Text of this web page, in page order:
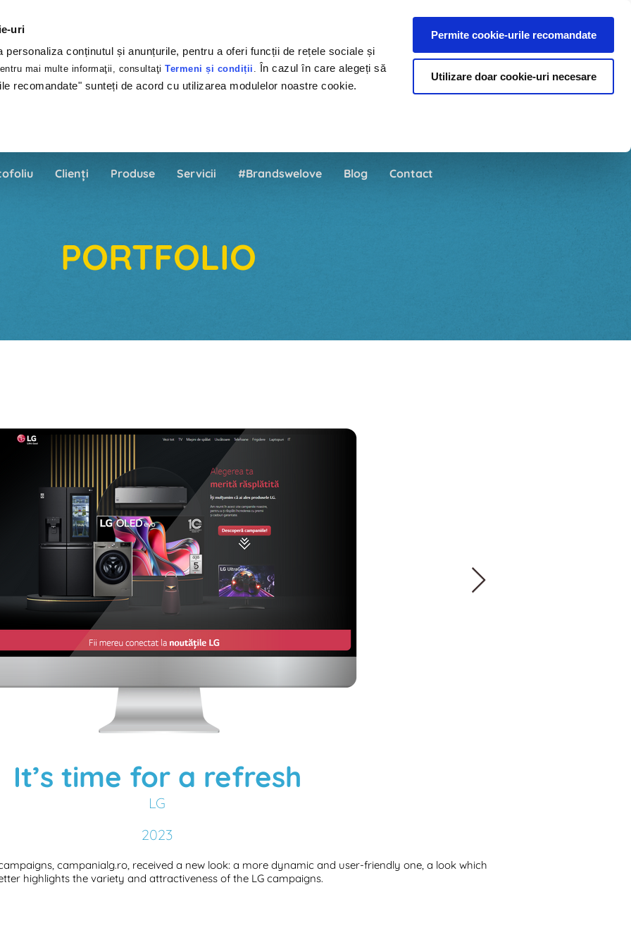
uri
personaliza conținutul și anunțurile, pentru a oferi funcții de rețele sociale și
mai multe informaţii, consultaţiTermeni și condiții . În cazul în care alegeți să
recomandate" sunteți de acord cu utilizarea modulelor noastre cookie.
Permite cookie-urile recomandate
Utilizare doar cookie-uri necesare
Clienți Produse Servicii #Brandswelove Blog Contact
PORTFOLIO
It’s time for a refresh
LG
2023
campanialg.ro, received a new look: a more dynamic and user-friendly one, a look which
highlights the variety and attractiveness of the LG campaigns.